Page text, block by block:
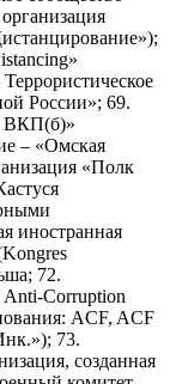
России»; 69.
ВКП(б)»
– «Омская
«Полк
иностранная
72.
Anti-Corruption
ACF, ACF
73.
созданная